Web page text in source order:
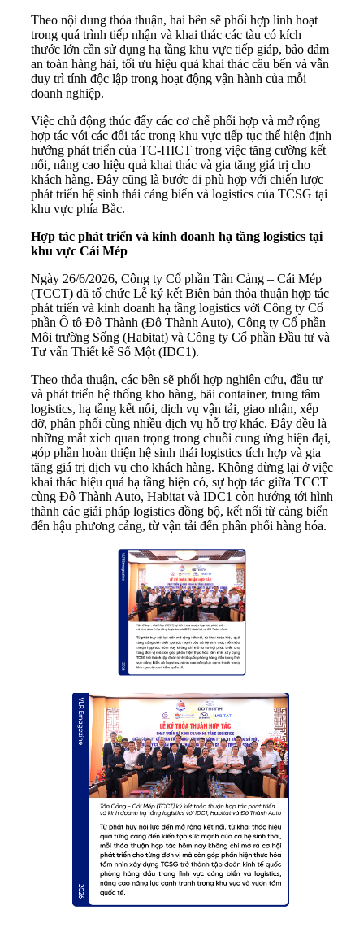
Theo nội dung thỏa thuận, hai bên sẽ phối hợp linh hoạt
trong quá trình tiếp nhận và khai thác các tàu có kích
thước lớn cần sử dụng hạ tầng khu vực tiếp giáp, bảo đảm
an toàn hàng hải, tối ưu hiệu quả khai thác cầu bến và vẫn
duy trì tính độc lập trong hoạt động vận hành của mỗi
doanh nghiệp.
Việc chủ động thúc đẩy các cơ chế phối hợp và mở rộng
hợp tác với các đối tác trong khu vực tiếp tục thể hiện định
hướng phát triển của TC-HICT trong việc tăng cường kết
nối, nâng cao hiệu quả khai thác và gia tăng giá trị cho
khách hàng. Đây cũng là bước đi phù hợp với chiến lược
phát triển hệ sinh thái cảng biển và logistics của TCSG tại
khu vực phía Bắc.
Hợp tác phát triển và kinh doanh hạ tầng logistics tại
khu vực Cái Mép
Ngày 26/6/2026, Công ty Cổ phần Tân Cảng – Cái Mép
(TCCT) đã tổ chức Lễ ký kết Biên bản thỏa thuận hợp tác
phát triển và kinh doanh hạ tầng logistics với Công ty Cổ
phần Ô tô Đô Thành (Đô Thành Auto), Công ty Cổ phần
Môi trường Sống (Habitat) và Công ty Cổ phần Đầu tư và
Tư vấn Thiết kế Số Một (IDC1).
Theo thỏa thuận, các bên sẽ phối hợp nghiên cứu, đầu tư
và phát triển hệ thống kho hàng, bãi container, trung tâm
logistics, hạ tầng kết nối, dịch vụ vận tải, giao nhận, xếp
dỡ, phân phối cùng nhiều dịch vụ hỗ trợ khác. Đây đều là
những mắt xích quan trọng trong chuỗi cung ứng hiện đại,
góp phần hoàn thiện hệ sinh thái logistics tích hợp và gia
tăng giá trị dịch vụ cho khách hàng. Không dừng lại ở việc
khai thác hiệu quả hạ tầng hiện có, sự hợp tác giữa TCCT
cùng Đô Thành Auto, Habitat và IDC1 còn hướng tới hình
thành các giải pháp logistics đồng bộ, kết nối từ cảng biển
đến hậu phương cảng, từ vận tải đến phân phối hàng hóa.